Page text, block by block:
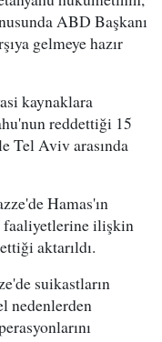
ABD Başkanı
gelmeye hazır
kaynaklara
reddettiği 15
Tel Aviv arasında
Hamas'ın
faaliyetlerine ilişkin
aktarıldı.
suikastların
nedenlerden